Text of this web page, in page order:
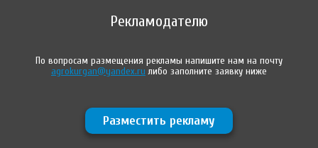
Рекламодателю
По вопросам размещения рекламы напишите нам на почту
agrokurgan@yandex.ru либо заполните заявку ниже
Разместить рекламу